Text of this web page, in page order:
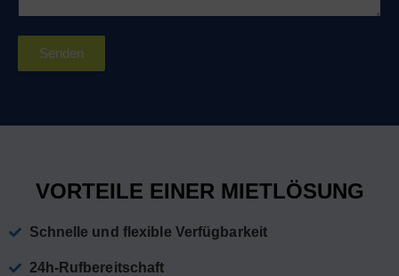
Senden
VORTEILE EINER MIETLÖSUNG
Schnelle und flexible Verfügbarkeit
24h-Rufbereitschaft